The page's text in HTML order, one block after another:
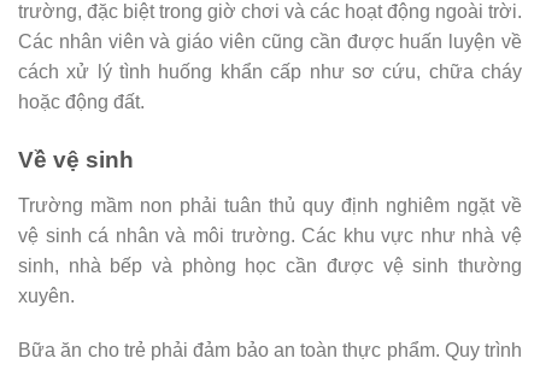
trường, đặc biệt trong giờ chơi và các hoạt động ngoài trời.
Các nhân viên và giáo viên cũng cần được huấn luyện về
cách xử lý tình huống khẩn cấp như sơ cứu, chữa cháy
hoặc động đất.
Về vệ sinh
Trường mầm non phải tuân thủ quy định nghiêm ngặt về
vệ sinh cá nhân và môi trường. Các khu vực như nhà vệ
sinh, nhà bếp và phòng học cần được vệ sinh thường
xuyên.
Bữa ăn cho trẻ phải đảm bảo an toàn thực phẩm. Quy trình